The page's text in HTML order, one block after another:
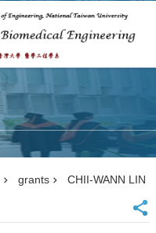
grants CHII-WANN LIN